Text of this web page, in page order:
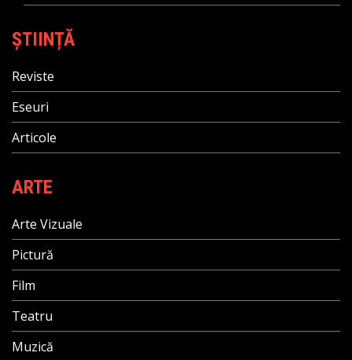
ȘTIINȚĂ
Reviste
Eseuri
Articole
ARTE
Arte Vizuale
Pictură
Film
Teatru
Muzică